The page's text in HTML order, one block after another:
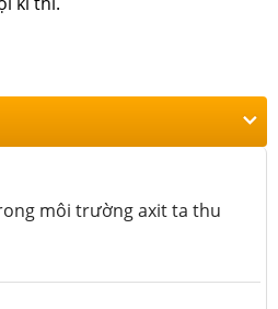
môi trường axit ta thu